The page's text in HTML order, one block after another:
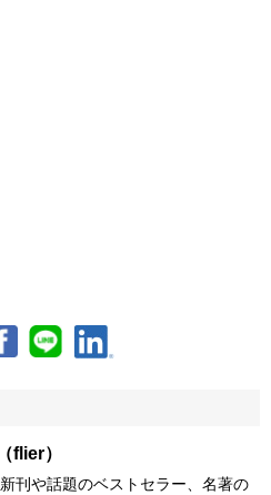
（flier）
刊や話題のベストセラー、名著の